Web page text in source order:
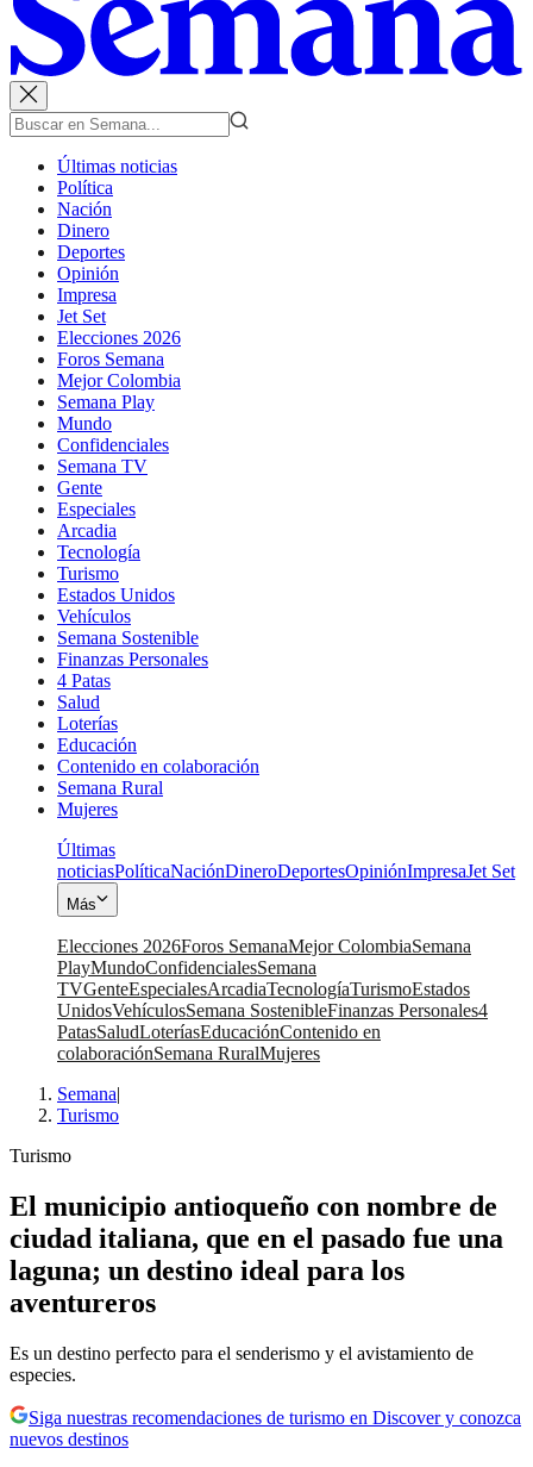
Últimas noticias
Política
Nación
Dinero
Deportes
Opinión
Impresa
Jet Set
Elecciones 2026
Foros Semana
Mejor Colombia
Semana Play
Mundo
Confidenciales
Semana TV
Gente
Especiales
Arcadia
Tecnología
Turismo
Estados Unidos
Vehículos
Semana Sostenible
Finanzas Personales
4 Patas
Salud
Loterías
Educación
Contenido en colaboración
Semana Rural
Mujeres
Últimas
noticiasPolíticaNaciónDineroDeportesOpiniónImpresaJet Set
Más
Elecciones 2026Foros SemanaMejor ColombiaSemana
PlayMundoConfidencialesSemana
TVGenteEspecialesArcadiaTecnologíaTurismoEstados
UnidosVehículosSemana SostenibleFinanzas Personales4
PatasSaludLoteríasEducaciónContenido en
colaboraciónSemana RuralMujeres
Semana|
Turismo
Turismo
El municipio antioqueño con nombre de
ciudad italiana, que en el pasado fue una
laguna; un destino ideal para los
aventureros
Es un destino perfecto para el senderismo y el avistamiento de
especies.
Siga nuestras recomendaciones de turismo en Discover y conozca
nuevos destinos